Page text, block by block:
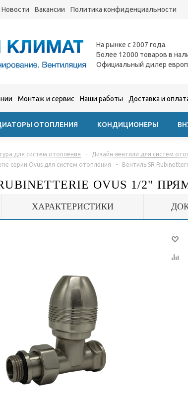
Новости Вакансии Политика конфиденциальности
На рынке с 2007 года.
Более 12000 товаров в
Официальный дилер
Монтаж и сервис Наши работы Доставка и
ОТОПЛЕНИЯ КОНДИЦИОНЕРЫ
для систем отопления - Дизайн-вентили для систем
серии Ovus для систем отопления
- Вентиль SR
OVUS 1/2"
ХАРАКТЕРИСТИКИ